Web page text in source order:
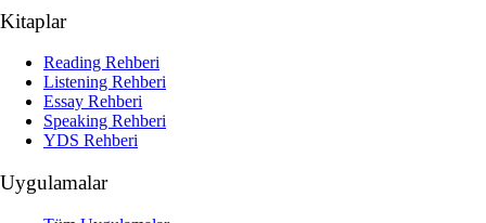
Kitaplar
Reading Rehberi
Listening Rehberi
Essay Rehberi
Speaking Rehberi
YDS Rehberi
Uygulamalar